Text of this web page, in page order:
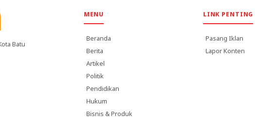
Batu
MENU
Beranda
Berita
Artikel
Politik
Pendidikan
Hukum
Bisnis & Produk
LINK PENTING
Pasang Iklan
Lapor Konten